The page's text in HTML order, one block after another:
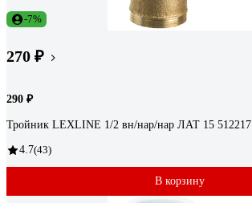
-7%
270 ₽
290 ₽
Тройник LEXLINE 1/2 вн/нар/нар ЛАТ 15 512217
4.7(43)
В корзину